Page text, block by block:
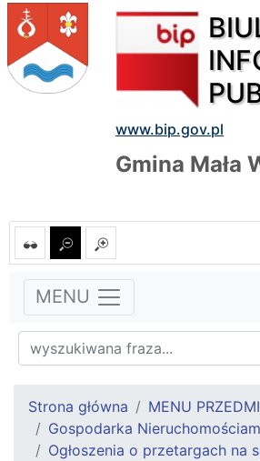
www.bip.gov.pl
Gmina Mała
MENU
Strona główna
MENU
Gospodarka
Ogłoszenia o przetargach na